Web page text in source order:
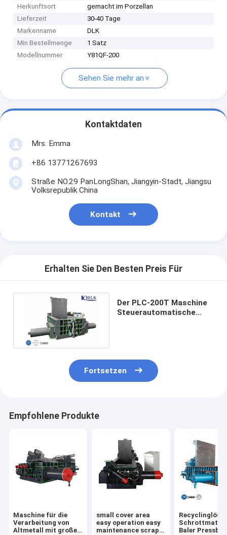
Herkunftsort
gemacht im Porzellan
Lieferzeit
30-40 Tage
Markenname
DLK
Min Bestellmenge
1 Satz
Modellnummer
Y81QF-200
Sehen Sie mehr an
Kontaktdaten
Mrs. Emma
+86 13771267693
Straße NO.29 PanLongShan, Jiangyin-Stadt, Jiangsu
Volksrepublik China
Kontakt
Erhalten Sie Den Besten Preis Für
Der PLC-200T Maschine
Steuerautomatische
Fortsetzen
Empfohlene Produkte
Maschine für die
Verarbeitung von
Altmetall mit großer
small cover area
easy operation easy
maintenance scrap
Baler Pressbox